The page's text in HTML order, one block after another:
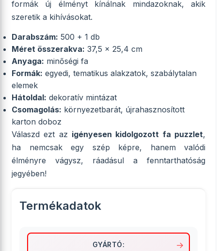
formák új élményt kínálnak mindazoknak, akik
szeretik a kihívásokat.
Darabszám: 500 + 1 db
Méret összerakva: 37,5 x 25,4 cm
Anyaga: minőségi fa
Formák: egyedi, tematikus alakzatok, szabálytalan
elemek
Hátoldal: dekoratív mintázat
Csomagolás: környezetbarát, újrahasznosított
karton doboz
Válaszd ezt az igényesen kidolgozott fa puzzlet,
ha nemcsak egy szép képre, hanem valódi
élményre vágysz, ráadásul a fenntarthatóság
jegyében!
Termékadatok
GYÁRTÓ: